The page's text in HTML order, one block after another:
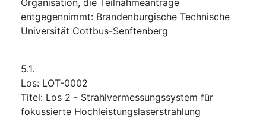
entgegennimmt: Brandenburgische Technische
Universität Cottbus-Senftenberg
5.1.
Los: LOT-0002
Titel: Los 2 - Strahlvermessungssystem für
fokussierte Hochleistungslaserstrahlung